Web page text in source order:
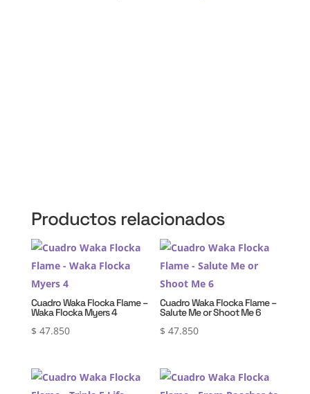
Productos relacionados
Cuadro Waka Flocka Flame –
Waka Flocka Myers 4
$ 47.850
Cuadro Waka Flocka Flame –
Salute Me or Shoot Me 6
$ 47.850